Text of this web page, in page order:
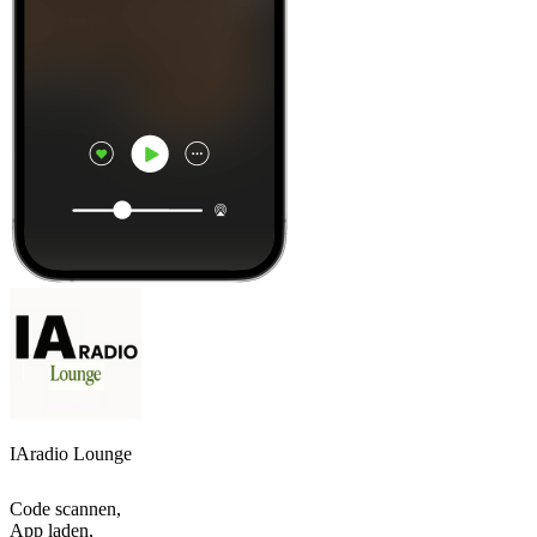
IAradio Lounge
Code scannen,
App laden,